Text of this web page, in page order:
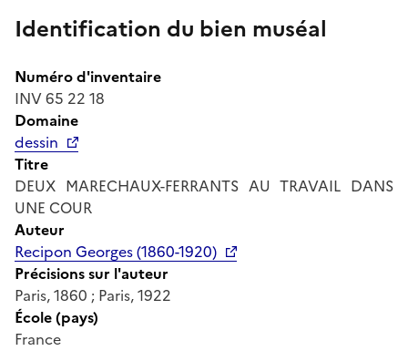
Identification du bien muséal
Numéro d'inventaire
INV 65 22 18
Domaine
dessin
Titre
DEUX MARECHAUX-FERRANTS AU TRAVAIL DANS
UNE COUR
Auteur
Recipon Georges (1860-1920)
Précisions sur l'auteur
Paris, 1860 ; Paris, 1922
École (pays)
France